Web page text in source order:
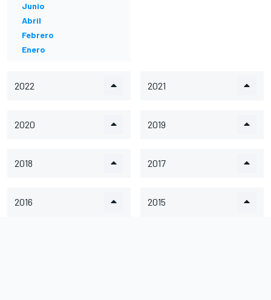
Junio
Abril
Febrero
Enero
2022 2021
2020 2019
2018 2017
2016 2015